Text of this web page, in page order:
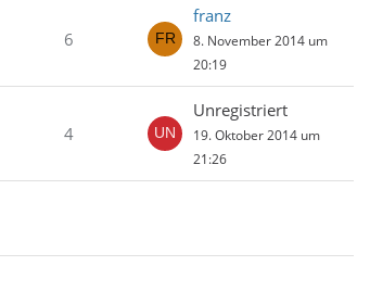
6
franz
8. November 2014 um
20:19
4
Unregistriert
19. Oktober 2014 um
21:26